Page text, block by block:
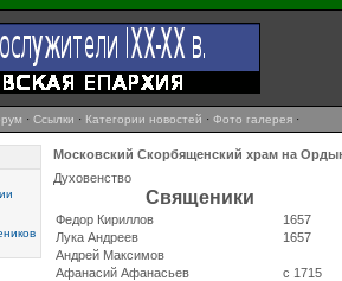
· Ссылки · Категории новостей · Фото галерея ·
Московский Скорбященский храм на
Духовенство
Священики
Федор Кириллов
1657
Лука Андреев
1657
Андрей Максимов
Афанасий Афанасьев
с 1715